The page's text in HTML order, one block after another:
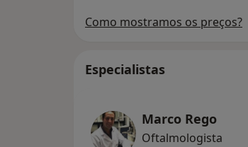
Como mostramos os preços?
Especialistas
Marco Rego
Oftalmologista